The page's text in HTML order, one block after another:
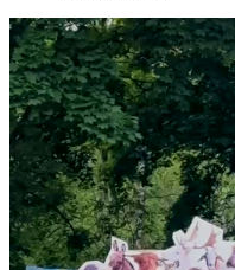
Відеопрогравач